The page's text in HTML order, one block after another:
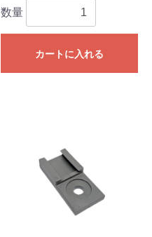
数量
カートに入れる